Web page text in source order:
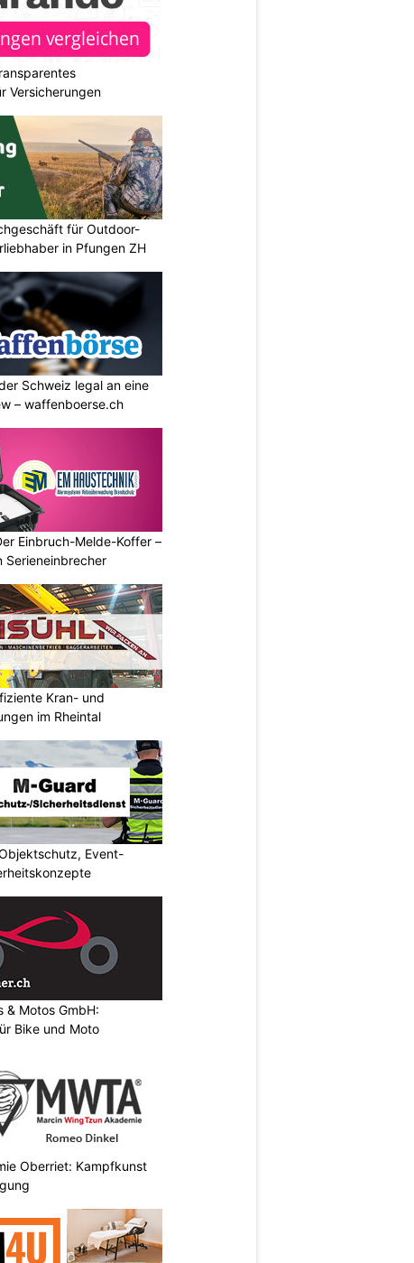
Versicherungen
für Outdoor-
in Pfungen ZH
Schweiz legal an eine
– waffenboerse.ch
Einbruch-Melde-Koffer –
Serieneinbrecher
Kran- und
im Rheintal
Event-
& Motos GmbH:
Bike und Moto
Oberriet: Kampfkunst